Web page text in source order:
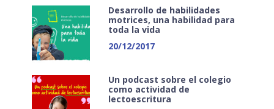
Desarrollo de habilidades
motrices, una habilidad para
toda la vida
20/12/2017
Un podcast sobre el colegio
como actividad de
lectoescritura